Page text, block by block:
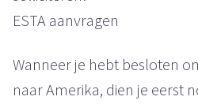
ESTA aanvragen
Wanneer je hebt besloten
naar Amerika, dien je eerst